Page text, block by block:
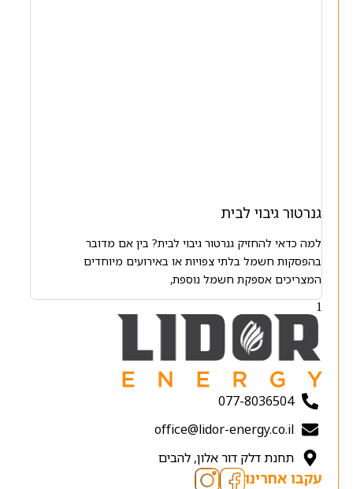
גנרטור גיבוי לבית
למה כדאי להחזיק גנרטור גיבוי לבית? בין אם מדובר
בהפסקות חשמל בלתי צפויות או באירועים מיוחדים
המצריכים אספקת חשמל נוספת,
077-8036504
office@lidor-energy.co.il
תחנת דלק דור אלון, להבים
עקבו אחרינו